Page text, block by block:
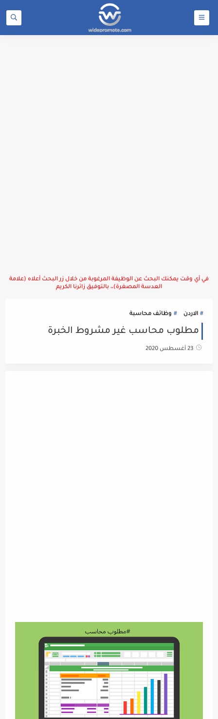
في أي وقت يمكنك البحث عن الوظيفة المرغوبة من خلال زر البحث أعلاه (علامة
العدسة المصغرة)،، بالتوفيق زائرنا الكريم
الاردن وظائف محاسبة
مطلوب محاسب غير مشروط الخبرة
23 أغسطس 2020